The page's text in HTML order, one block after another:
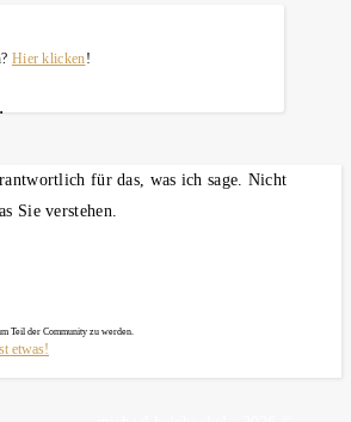
Hier klicken!
für das, was ich sage. Nicht
Sie verstehen.
Teil der Community zu werden.
etwas!